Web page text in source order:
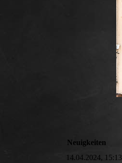
Neuigkeiten
14.04.2024, 15:13